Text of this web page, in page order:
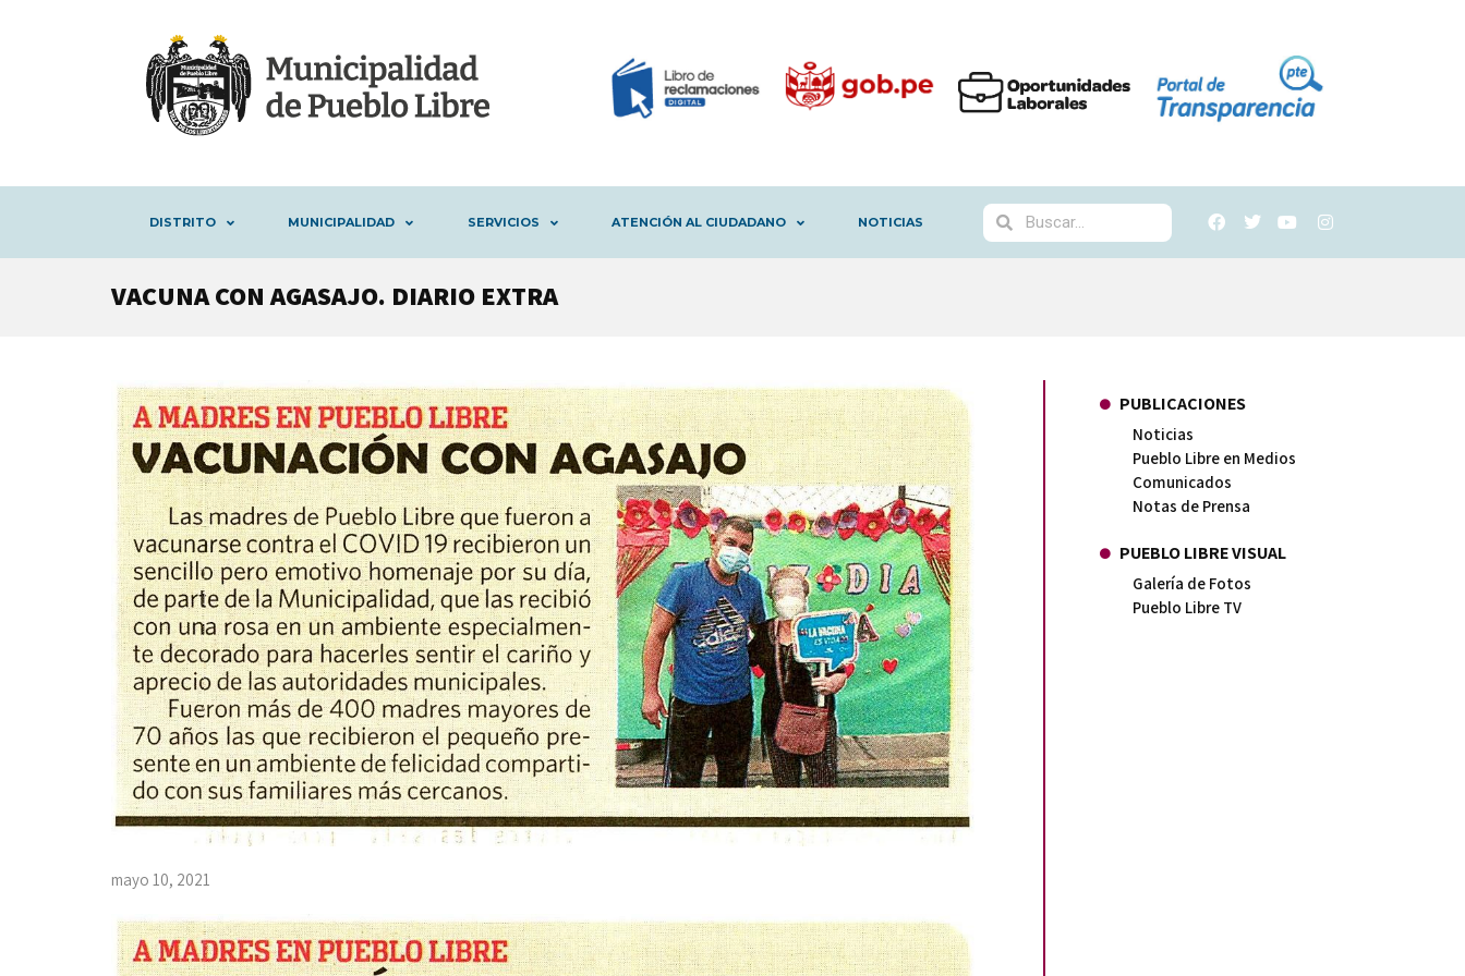
DISTRITO MUNICIPALIDAD SERVICIOS ATENCIÓN AL CIUDADANO NOTICIAS
VACUNA CON AGASAJO. DIARIO EXTRA
mayo 10, 2021
PUBLICACIONES
Noticias
Pueblo Libre en Medios
Comunicados
Notas de Prensa
PUEBLO LIBRE VISUAL
Galería de Fotos
Pueblo Libre TV